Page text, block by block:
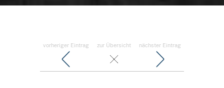
vorheriger Eintrag zur Übersicht nächster Eintrag